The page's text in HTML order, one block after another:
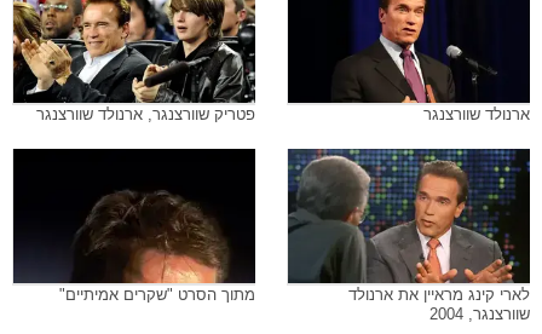
ארנולד שוורצנגר פטריק שוורצנגר, ארנולד שוורצנגר
לארי קינג מראיין את ארנולד
שוורצנגר, 2004
מתוך הסרט "שקרים אמיתיים"